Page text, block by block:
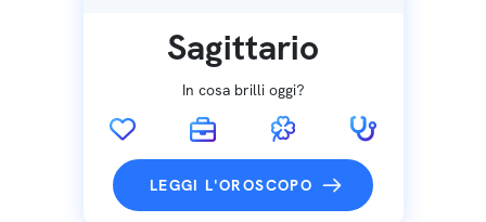
Sagittario
In cosa brilli oggi?
LEGGI L'OROSCOPO